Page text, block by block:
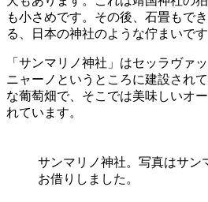
も小さめです。その後、石畳もで
る、日本の神社のような佇まいです
「サンマリノ神社」はセッラヴァ
ニャーノというところに建設され
な葡萄畑で、そこでは美味しいオ
れています。
サンマリノ神社。写真はサン
お借りしました。